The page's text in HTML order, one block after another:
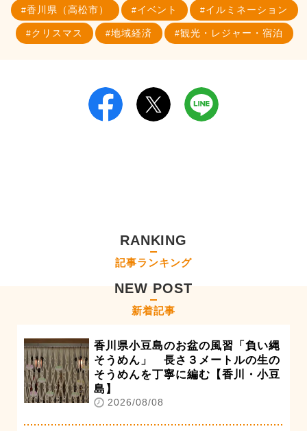
香川県（高松市） イベント イルミネーション
クリスマス 地域経済 観光・レジャー・宿泊
RANKING
記事ランキング
NEW POST
新着記事
香川県小豆島のお盆の風習「負い縄
そうめん」 長さ３メートルの生の
そうめんを丁寧に編む【香川・小豆
島】
2026/08/08